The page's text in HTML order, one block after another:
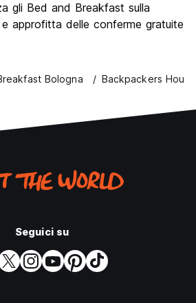
gli Bed and Breakfast sulla
approfitta delle conferme gratuite
Bologna Backpackers House
Seguici su